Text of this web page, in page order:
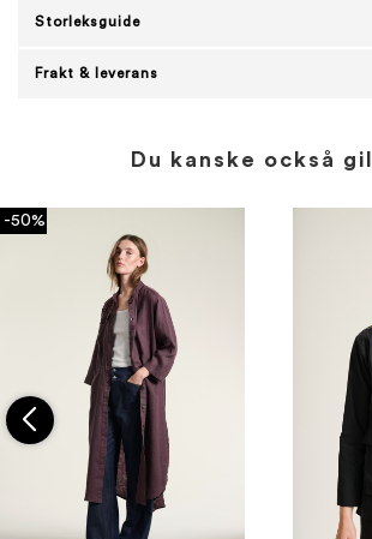
Storleksguide
Frakt & leverans
Du kanske också
-50%